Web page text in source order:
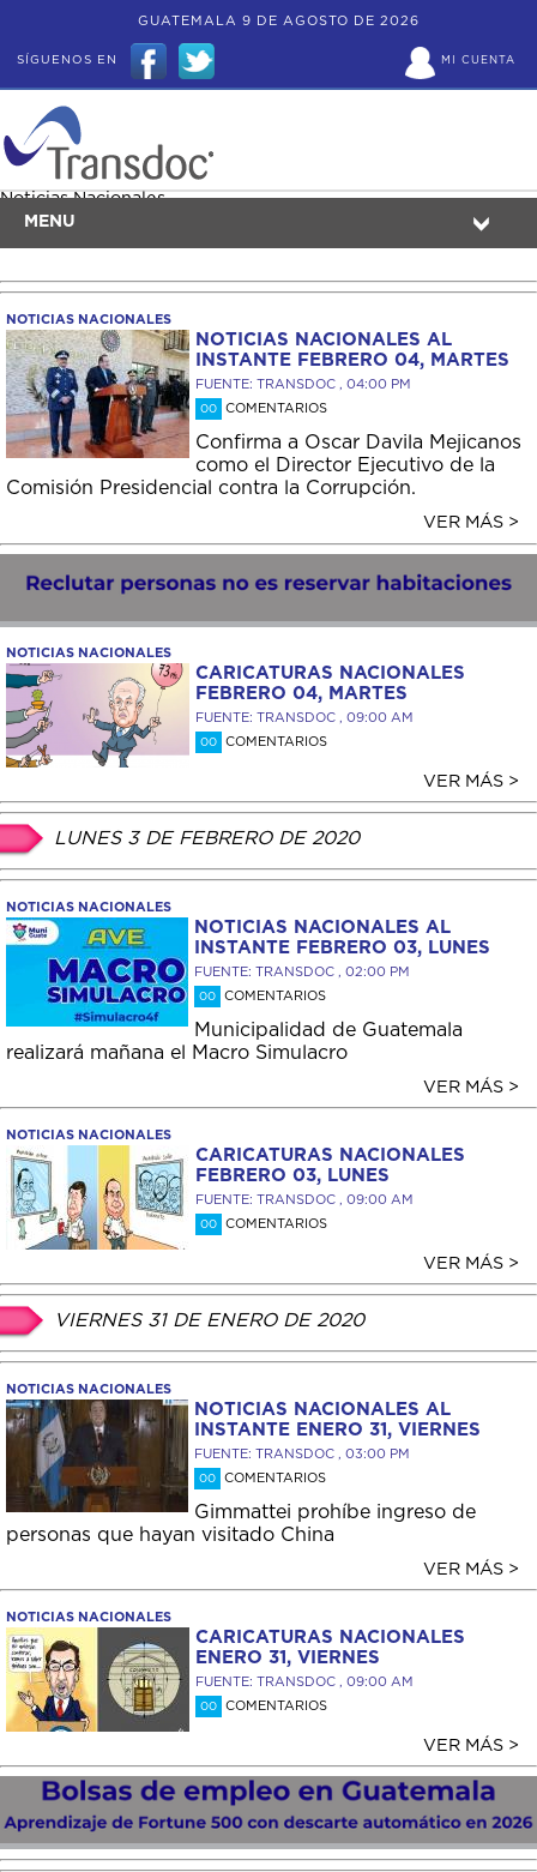
GUATEMALA 9 DE AGOSTO DE 2026
MI CUENTA
SÍGUENOS EN
MENU
Noticias Nacionales
NOTICIAS NACIONALES
NOTICIAS NACIONALES AL
INSTANTE FEBRERO 04, MARTES
FUENTE: TRANSDOC , 04:00 PM
00 COMENTARIOS
Confirma a Oscar Davila Mejicanos
como el Director Ejecutivo de la
Comisión Presidencial contra la Corrupción.
VER MÁS >
NOTICIAS NACIONALES
CARICATURAS NACIONALES
FEBRERO 04, MARTES
FUENTE: TRANSDOC , 09:00 AM
00 COMENTARIOS
VER MÁS >
LUNES 3 DE FEBRERO DE 2020
NOTICIAS NACIONALES
NOTICIAS NACIONALES AL
INSTANTE FEBRERO 03, LUNES
FUENTE: TRANSDOC , 02:00 PM
00 COMENTARIOS
Municipalidad de Guatemala
realizará mañana el Macro Simulacro
VER MÁS >
NOTICIAS NACIONALES
CARICATURAS NACIONALES
FEBRERO 03, LUNES
FUENTE: TRANSDOC , 09:00 AM
00 COMENTARIOS
VER MÁS >
VIERNES 31 DE ENERO DE 2020
NOTICIAS NACIONALES
NOTICIAS NACIONALES AL
INSTANTE ENERO 31, VIERNES
FUENTE: TRANSDOC , 03:00 PM
00 COMENTARIOS
Gimmattei prohíbe ingreso de
personas que hayan visitado China
VER MÁS >
NOTICIAS NACIONALES
CARICATURAS NACIONALES
ENERO 31, VIERNES
FUENTE: TRANSDOC , 09:00 AM
00 COMENTARIOS
VER MÁS >